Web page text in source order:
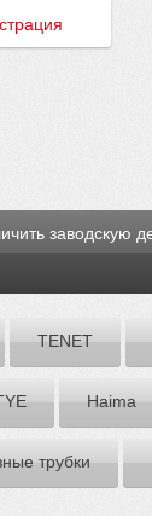
заводскую
TENET
Hаimа
трубки